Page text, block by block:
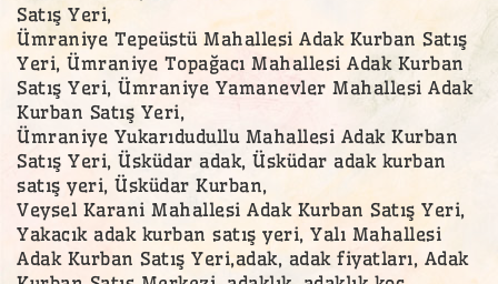
Satış Yeri,
Ümraniye Tepeüstü Mahallesi Adak Kurban Satış
Yeri, Ümraniye Topağacı Mahallesi Adak Kurban
Satış Yeri, Ümraniye Yamanevler Mahallesi Adak
Kurban Satış Yeri,
Ümraniye Yukarıdudullu Mahallesi Adak Kurban
Satış Yeri, Üsküdar adak, Üsküdar adak kurban
satış yeri, Üsküdar Kurban,
Veysel Karani Mahallesi Adak Kurban Satış Yeri,
Yakacık adak kurban satış yeri, Yalı Mahallesi
Adak Kurban Satış Yeri,adak, adak fiyatları, Adak